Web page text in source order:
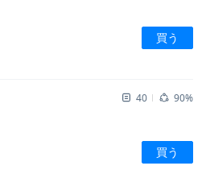
買う
40 90%
買う